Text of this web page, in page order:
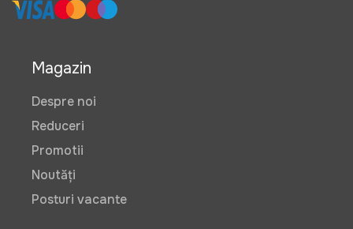
Magazin
Despre noi
Reduceri
Promotii
Noutăți
Posturi vacante